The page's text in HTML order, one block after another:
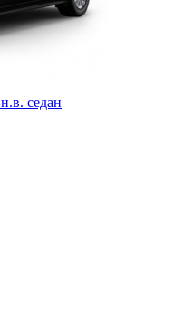
седан